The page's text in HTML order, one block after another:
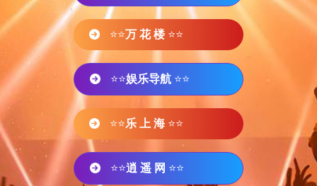
⭐⭐万 花 楼 ⭐⭐
⭐⭐娱乐导航 ⭐⭐
⭐⭐乐 上 海 ⭐⭐
⭐⭐逍 遥 网 ⭐⭐